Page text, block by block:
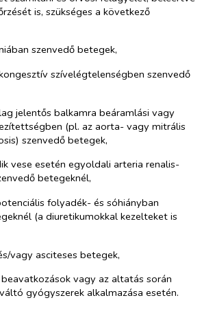
is, szükséges a következő
szenvedő betegek,
szívelégtelenségben szenvedő
jelentős balkamra beáramlási vagy
(pl. az aorta- vagy mitrális
szenvedő betegek,
vese esetén egyoldali arteria renalis-
betegeknél,
folyadék- és sóhiányban
(a diuretikumokkal kezelteket is
vagy asciteses betegek,
vagy az altatás során
gyógyszerek alkalmazása esetén.